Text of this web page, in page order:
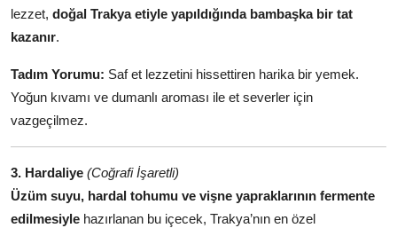
lezzet, doğal Trakya etiyle yapıldığında bambaşka bir tat
kazanır.
Tadım Yorumu: Saf et lezzetini hissettiren harika bir yemek.
Yoğun kıvamı ve dumanlı aroması ile et severler için
vazgeçilmez.
3. Hardaliye (Coğrafi İşaretli)
Üzüm suyu, hardal tohumu ve vişne yapraklarının fermente
edilmesiyle hazırlanan bu içecek, Trakya’nın en özel